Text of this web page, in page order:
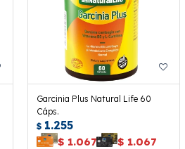
Garcinia Plus Natural Life 60
Cáps.
$ 1.255
$ 1.067 $ 1.067